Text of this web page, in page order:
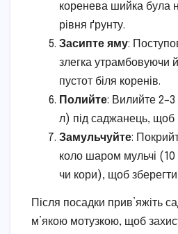
коренева шийка була
рівня ґрунту.
Засипте яму:
злегка утрамбовуючи
пустот біля коренів.
Полийте: Вилийте
л) під саджанець, щоб
Замульчуйте:
коло шаром мульчі
чи кори), щоб зберегти
Після посадки прив’яжіть
м’якою мотузкою, щоб